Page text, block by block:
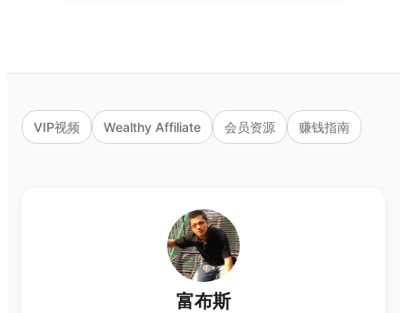
VIP视频 Wealthy Affiliate 会员资源 赚钱指南
富布斯